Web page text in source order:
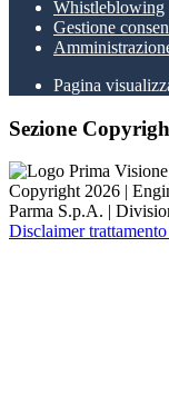
Whistleblowing
Gestione
Pagina
Sezione
Copyright 2026 |
Parma S.p.A. |
Disclaimer